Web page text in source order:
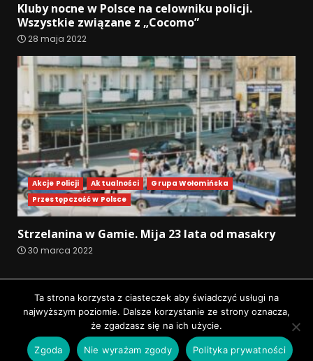
Kluby nocne w Polsce na celowniku policji.
Wszystkie związane z „Cocomo”
28 maja 2022
Akcje Policji Aktualności
Grupa Wołomińska
Przestępczość w Polsce
Strzelanina w Gamie. Mija 23 lata od masakry
30 marca 2022
Polityka prywatności
Wszystkie prawa zastrzeżone © Pruszków News
DarkNewsby AF themes.
Ta strona korzysta z ciasteczek aby świadczyć usługi na
najwyższym poziomie. Dalsze korzystanie ze strony oznacza,
że zgadzasz się na ich użycie.
Zgoda Nie wyrażam zgody Polityka prywatności